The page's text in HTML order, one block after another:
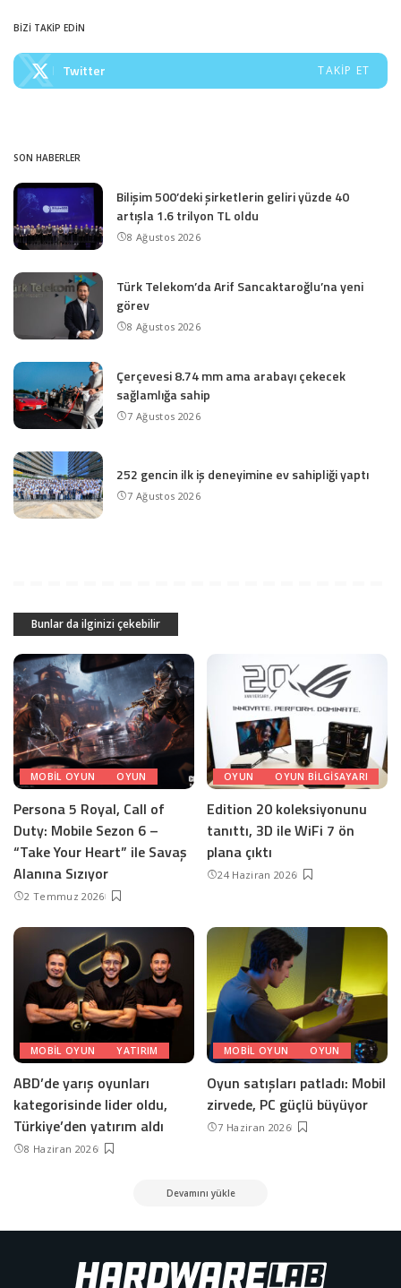
BİZİ TAKİP EDİN
Twitter TAKIP ET
SON HABERLER
Bilişim 500’deki şirketlerin geliri yüzde 40
artışla 1.6 trilyon TL oldu
8 Ağustos 2026
Türk Telekom’da Arif Sancaktaroğlu’na yeni
görev
8 Ağustos 2026
Çerçevesi 8.74 mm ama arabayı çekecek
sağlamlığa sahip
7 Ağustos 2026
252 gencin ilk iş deneyimine ev sahipliği yaptı
7 Ağustos 2026
Bunlar da ilginizi çekebilir
MOBIL OYUN OYUN
Persona 5 Royal, Call of
Duty: Mobile Sezon 6 –
“Take Your Heart” ile Savaş
Alanına Sızıyor
2 Temmuz 2026
OYUN OYUN BILGISAYARI
Edition 20 koleksiyonunu
tanıttı, 3D ile WiFi 7 ön
plana çıktı
24 Haziran 2026
MOBIL OYUN YATIRIM
ABD’de yarış oyunları
kategorisinde lider oldu,
Türkiye’den yatırım aldı
8 Haziran 2026
MOBIL OYUN OYUN
Oyun satışları patladı: Mobil
zirvede, PC güçlü büyüyor
7 Haziran 2026
Devamını yükle